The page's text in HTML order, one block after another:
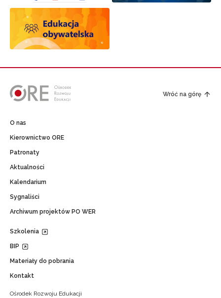
Wróć na górę
O nas
Kierownictwo ORE
Patronaty
Aktualności
Kalendarium
Sygnaliści
Archiwum projektów PO WER
Szkolenia
BIP
Materiały do pobrania
Kontakt
Ośrodek Rozwoju Edukacji